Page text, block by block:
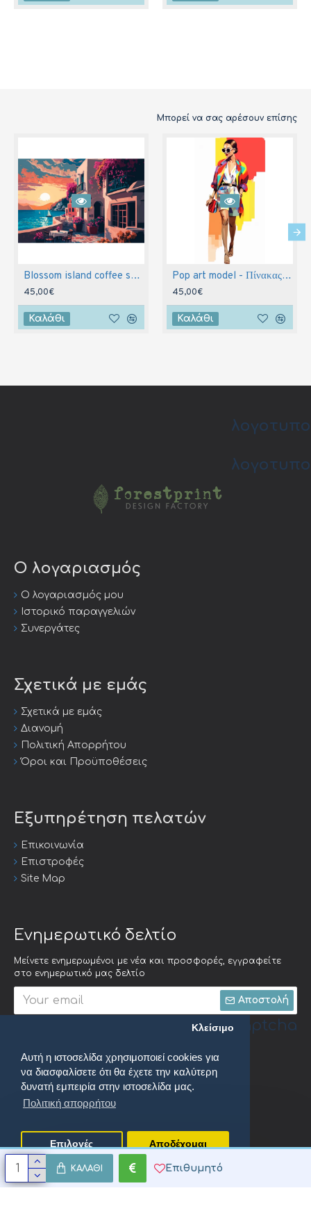
Αυτή η ιστοσελίδα χρησιμοποιεί cookies για
να διασφαλίσετε ότι θα έχετε την καλύτερη
δυνατή εμπειρία στην ιστοσελίδα μας.
Πολιτική απορρήτου
Κλείσιμο
Επιλογές Αποδέχομαι
ΚΑΛΆΘΙ Επιθυμητό
Μπορεί να σας αρέσουν επίσης
Blossom island coffee shop 2 - Πίνακας σε καμβά
45,00€
Καλάθι
Pop art model - Πίνακας σε καμβά
45,00€
Καλάθι
λογοτυπο
λογοτυπο
Ο λογαριασμός
Ο λογαριασμός μου
Ιστορικό παραγγελιών
Συνεργάτες
Σχετικά με εμάς
Σχετικά με εμάς
Διανομή
Πολιτική Απορρήτου
Όροι και Προϋποθέσεις
Εξυπηρέτηση πελατών
Επικοινωνία
Επιστροφές
Site Map
Ενημερωτικό δελτίο
Μείνετε ενημερωμένοι με νέα και προσφορές, εγγραφείτε
στο ενημερωτικό μας δελτίο
Αποστολή
Captcha
Συμπληρώστε την
ακόλουθη
επαλήθευση
captcha
Πολιτική απορρήτου
Productions. All Rights Reserved.